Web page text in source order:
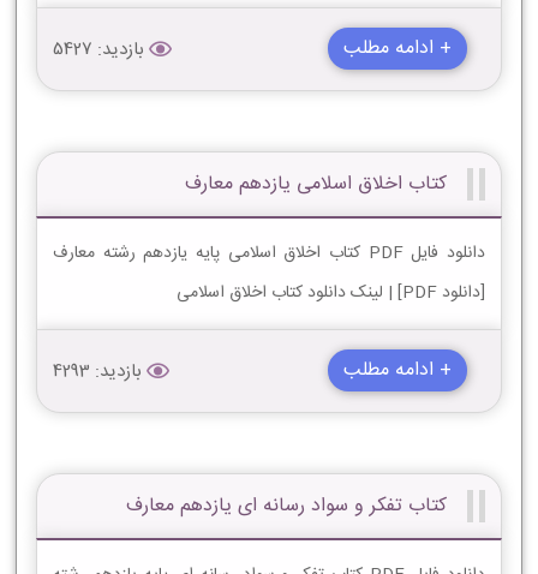
+ ادامه مطلب بازدید: 5427
کتاب اخلاق اسلامی یازدهم معارف
دانلود فایل PDF کتاب اخلاق اسلامی پایه یازدهم رشته معارف
[دانلود PDF] | لینک دانلود کتاب اخلاق اسلامی
+ ادامه مطلب بازدید: 4293
کتاب تفکر و سواد رسانه ای یازدهم معارف